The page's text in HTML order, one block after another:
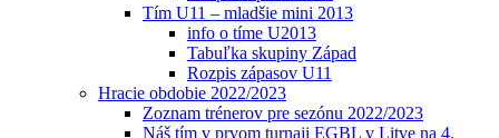
Tím U11 – mladšie mini 2013
info o tíme U2013
Tabuľka skupiny Západ
Rozpis zápasov U11
Hracie obdobie 2022/2023
Zoznam trénerov pre sezónu 2022/2023
Náš tím v prvom turnaji EGBL v Litve na 4.